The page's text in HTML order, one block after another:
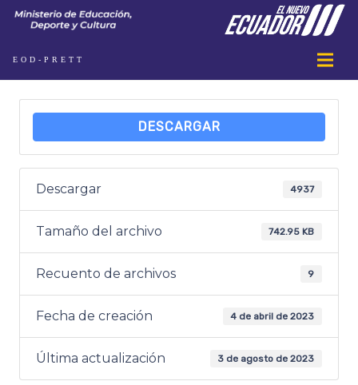
EOD-PRETT
DESCARGAR
Descargar 4937
Tamaño del archivo 742.95 KB
Recuento de archivos 9
Fecha de creación 4 de abril de 2023
Última actualización 3 de agosto de 2023